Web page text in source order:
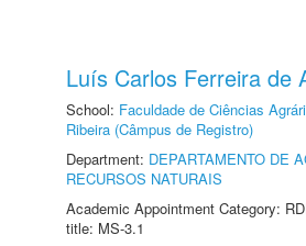
Luís Carlos Ferreira de
School: Faculdade de Ciências
Ribeira (Câmpus de Registro)
Department: DEPARTAMENTO DE
RECURSOS NATURAIS
Academic Appointment Category:
title: MS-3.1